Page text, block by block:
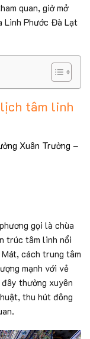
quan, giờ mở
Linh Phước Đà Lạt
tâm linh
Xuân Trường –
gọi là chùa
trúc tâm linh nổi
cách trung tâm
mạnh với vẻ
thường xuyên
thu hút đông